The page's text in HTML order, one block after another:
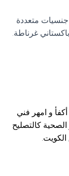
جنسيات متعددة
غرناطة.
و امهر فني
كالتصليح